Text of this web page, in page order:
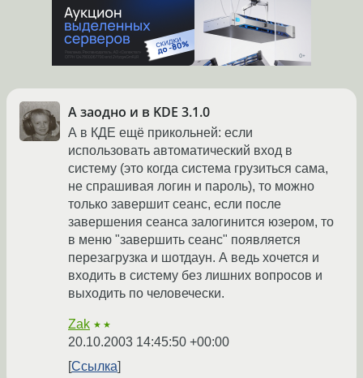
А заодно и в KDE 3.1.0
А в КДЕ ещё прикольней: если
использовать автоматический вход в
систему (это когда система грузиться сама,
не спрашивая логин и пароль), то можно
только завершит сеанс, если после
завершения сеанса залогинится юзером, то
в меню "завершить сеанс" появляется
перезагрузка и шотдаун. А ведь хочется и
входить в систему без лишних вопросов и
выходить по человечески.
Zak ★★
20.10.2003 14:45:50 +00:00
Ссылка